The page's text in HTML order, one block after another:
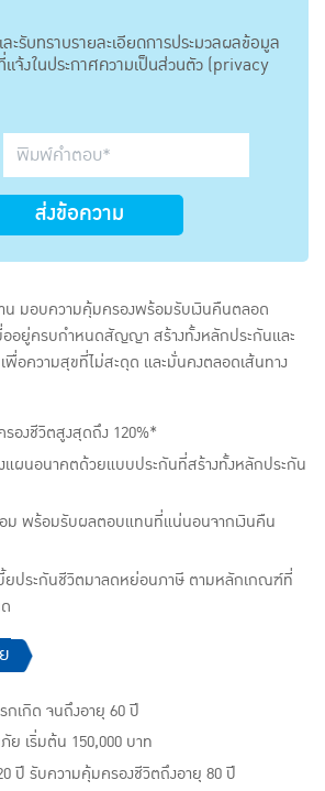
ะรับทราบรายละเอียดการประมวลผลข้อมูล
จ้งในประกาศความเป็นส่วนตัว (privacy
ส่งข้อความ
น มอบความคุ้มครองพร้อมรับเงินคืนตลอด
อยู่ครบกำหนดสัญญา สร้างทั้งหลักประกันและ
พื่อความสุขที่ไม่สะดุด และมั่นคงตลอดเส้นทาง
องชีวิตสูงสุดถึง 120%*
แผนอนาคตด้วยแบบประกันที่สร้างทั้งหลักประกัน
ม พร้อมรับผลตอบแทนที่แน่นอนจากเงินคืน
ยประกันชีวิตมาลดหย่อนภาษี ตามหลักเกณฑ์ที่
เกิด จนถึงอายุ 60 ปี
ย เริ่มต้น 150,000 บาท
ปี รับความคุ้มครองชีวิตถึงอายุ 80 ปี